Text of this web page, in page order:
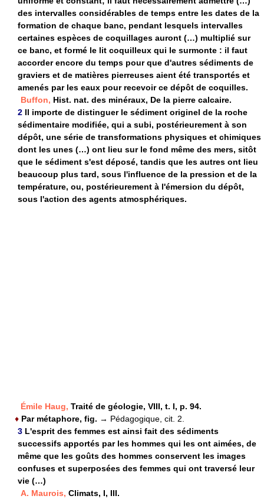
des intervalles considérables de temps entre les dates de la
formation de chaque banc, pendant lesquels intervalles
certaines espèces de coquillages auront (…) multiplié sur
ce banc, et formé le lit coquilleux qui le surmonte : il faut
accorder encore du temps pour que d'autres sédiments de
graviers et de matières pierreuses aient été transportés et
amenés par les eaux pour recevoir ce dépôt de coquilles.
Buffon, Hist. nat. des minéraux, De la pierre calcaire.
2 Il importe de distinguer le sédiment originel de la roche
sédimentaire modifiée, qui a subi, postérieurement à son
dépôt, une série de transformations physiques et chimiques
dont les unes (…) ont lieu sur le fond même des mers, sitôt
que le sédiment s'est déposé, tandis que les autres ont lieu
beaucoup plus tard, sous l'influence de la pression et de la
température, ou, postérieurement à l'émersion du dépôt,
sous l'action des agents atmosphériques.
Émile Haug, Traité de géologie, VIII, t. I, p. 94.
♦ Par métaphore, fig. → Pédagogique, cit. 2.
3 L'esprit des femmes est ainsi fait des sédiments
successifs apportés par les hommes qui les ont aimées, de
même que les goûts des hommes conservent les images
confuses et superposées des femmes qui ont traversé leur
vie (…)
A. Maurois, Climats, I, III.